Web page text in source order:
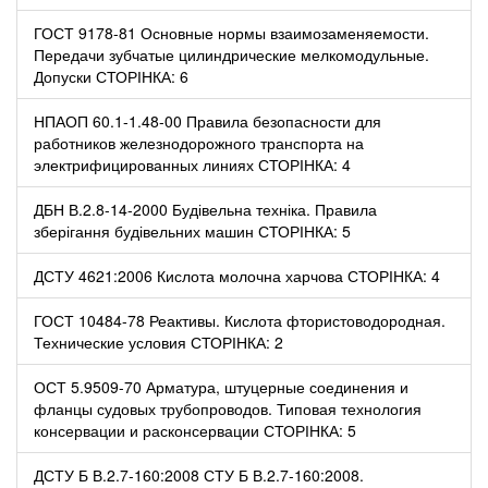
ГОСТ 9178-81 Основные нормы взаимозаменяемости.
Передачи зубчатые цилиндрические мелкомодульные.
Допуски СТОРІНКА: 6
НПАОП 60.1-1.48-00 Правила безопасности для
работников железнодорожного транспорта на
электрифицированных линиях СТОРІНКА: 4
ДБН В.2.8-14-2000 Будівельна техніка. Правила
зберігання будівельних машин СТОРІНКА: 5
ДСТУ 4621:2006 Кислота молочна харчова СТОРІНКА: 4
ГОСТ 10484-78 Реактивы. Кислота фтористоводородная.
Технические условия СТОРІНКА: 2
ОСТ 5.9509-70 Арматура, штуцерные соединения и
фланцы судовых трубопроводов. Типовая технология
консервации и расконсервации СТОРІНКА: 5
ДСТУ Б В.2.7-160:2008 СТУ Б В.2.7-160:2008.